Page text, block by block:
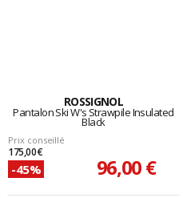
ROSSIGNOL
Pantalon Ski W's Strawpile Insulated
Black
Prix conseillé
175,00 €
-45% 96,00 €